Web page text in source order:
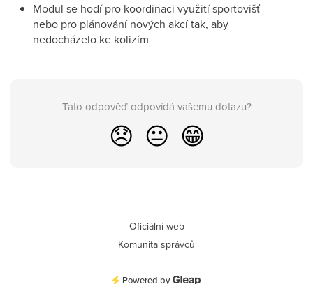
Modul se hodí pro koordinaci využití sportovišť
nebo pro plánování nových akcí tak, aby
nedocházelo ke kolizím
Tato odpověď odpovídá vašemu dotazu?
😞 😐 😁
Oficiální web
Komunita správců
Powered by